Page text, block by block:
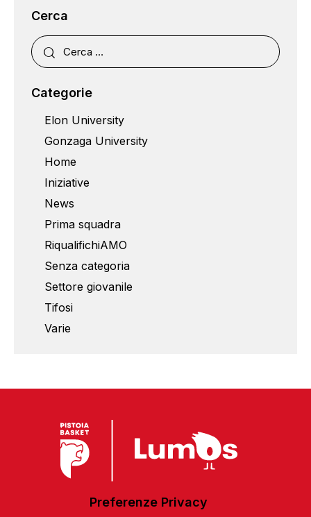
Cerca
Categorie
Elon University
Gonzaga University
Home
Iniziative
News
Prima squadra
RiqualifichiAMO
Senza categoria
Settore giovanile
Tifosi
Varie
Preferenze Privacy